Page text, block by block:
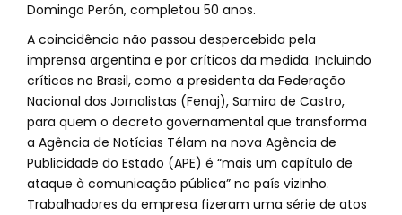
Domingo Perón, completou 50 anos.
A coincidência não passou despercebida pela
imprensa argentina e por críticos da medida. Incluindo
críticos no Brasil, como a presidenta da Federação
Nacional dos Jornalistas (Fenaj), Samira de Castro,
para quem o decreto governamental que transforma
a Agência de Notícias Télam na nova Agência de
Publicidade do Estado (APE) é “mais um capítulo de
ataque à comunicação pública” no país vizinho.
Trabalhadores da empresa fizeram uma série de atos